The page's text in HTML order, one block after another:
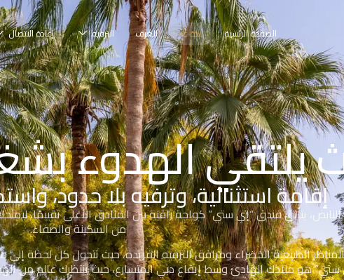
الصفحة الرئسية نبذة عنا الغرف الترفيه إعادة الاتصال
يلتقي الهدوء
إقامة استثنائية، وترفيه بلا حدود،
يتألق فندق “إي ستي” كواحة راقية بين الفنادق الأعلى تقييمًا،
من السكينة والصفاء.
الطبيعية الخضراء ومرافق الترفيه الفريدة، حيث تتحول كل لحظة
هو ملاذك الهادئ وسط إيقاع دبي المتسارع، حيث ينتظرك عالم من